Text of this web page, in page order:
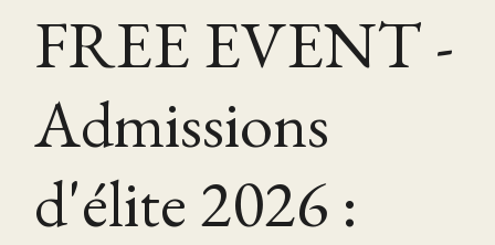
FREE EVENT -
Admissions
d'élite 2026 :